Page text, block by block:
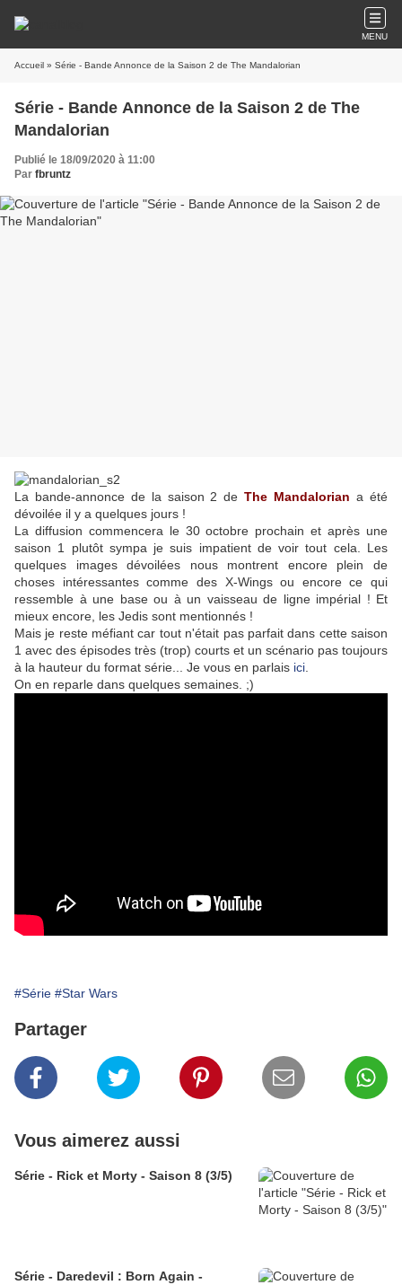
MENU
Accueil » Série - Bande Annonce de la Saison 2 de The Mandalorian
Série - Bande Annonce de la Saison 2 de The
Mandalorian
Publié le 18/09/2020 à 11:00
Par fbruntz
La bande-annonce de la saison 2 deThe Mandalorian a été
dévoilée il y a quelques jours !
La diffusion commencera le 30 octobre prochain et après une
saison 1 plutôt sympa je suis impatient de voir tout cela. Les
quelques images dévoilées nous montrent encore plein de
choses intéressantes comme des X-Wings ou encore ce qui
ressemble à une base ou à un vaisseau de ligne impérial ! Et
mieux encore, les Jedis sont mentionnés !
Mais je reste méfiant car tout n'était pas parfait dans cette saison
1 avec des épisodes très (trop) courts et un scénario pas toujours
à la hauteur du format série... Je vous en parlais ici
On en reparle dans quelques semaines. ;)
#Série #Star Wars
Partager
Vous aimerez aussi
Série - Rick et Morty - Saison 8 (3/5)
Série - Daredevil : Born Again -